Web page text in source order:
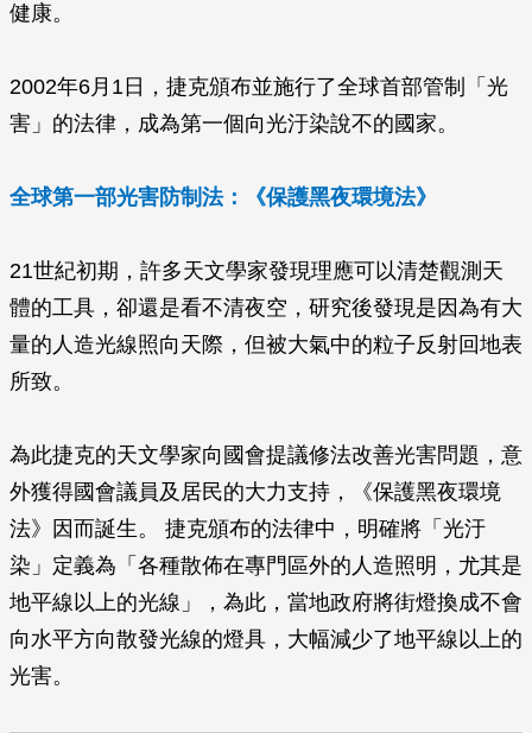
健康。
2002年6月1日，捷克頒布並施行了全球首部管制「光
害」的法律，成為第一個向光汙染說不的國家。
全球第一部光害防制法：《保護黑夜環境法》
21世紀初期，許多天文學家發現理應可以清楚觀測天
體的工具，卻還是看不清夜空，研究後發現是因為有大
量的人造光線照向天際，但被大氣中的粒子反射回地表
所致。
為此捷克的天文學家向國會提議修法改善光害問題，意
外獲得國會議員及居民的大力支持，《保護黑夜環境
法》因而誕生。 捷克頒布的法律中，明確將「光汙
染」定義為「各種散佈在專門區外的人造照明，尤其是
地平線以上的光線」，為此，當地政府將街燈換成不會
向水平方向散發光線的燈具，大幅減少了地平線以上的
光害。